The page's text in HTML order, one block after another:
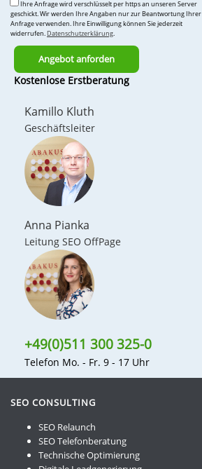
Ihre Anfrage wird verschlüsselt per https an unseren Server
geschickt. Wir werden Ihre Angaben nur zur Beantwortung Ihrer
Anfrage verwenden. Ihre Einwilligung können Sie jederzeit
widerrufen. Datenschutzerklärung.
Kostenlose Erstberatung
Kamillo Kluth
Geschäftsleiter
Anna Pianka
Leitung SEO OffPage
+49(0)511 300 325-0
Telefon Mo. - Fr. 9 - 17 Uhr
SEO CONSULTING
SEO Relaunch
SEO Telefonberatung
Technische Optimierung